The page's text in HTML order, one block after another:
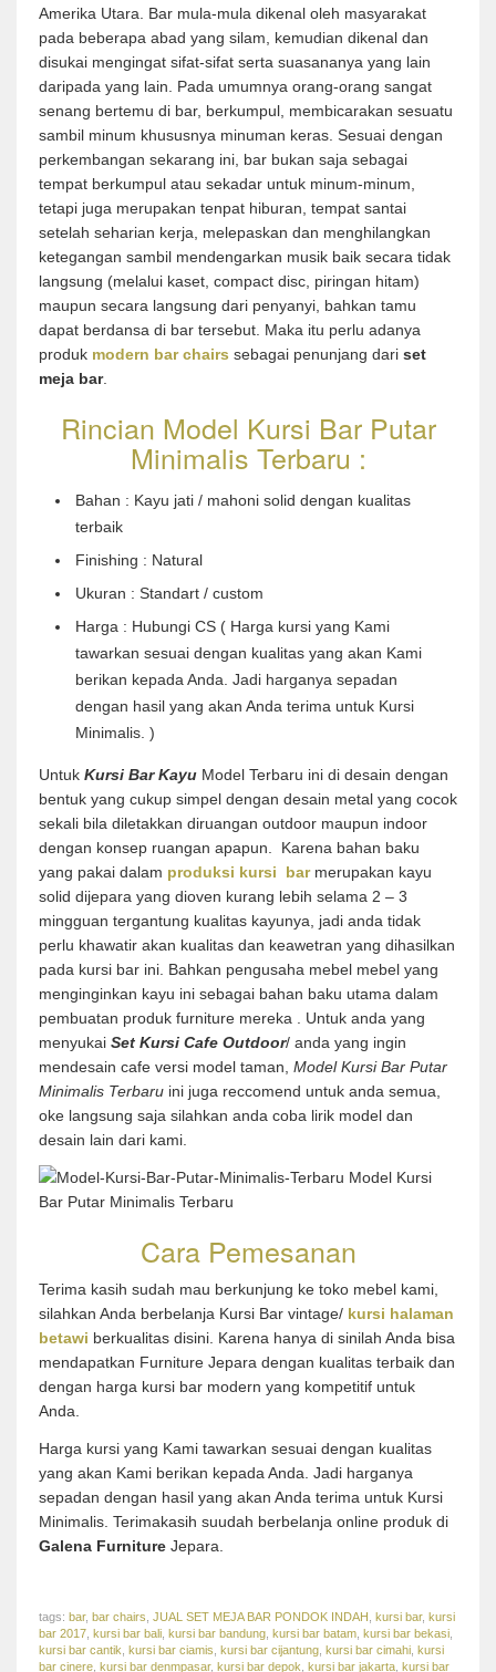
Amerika Utara. Bar mula-mula dikenal oleh masyarakat
pada beberapa abad yang silam, kemudian dikenal dan
disukai mengingat sifat-sifat serta suasananya yang lain
daripada yang lain. Pada umumnya orang-orang sangat
senang bertemu di bar, berkumpul, membicarakan sesuatu
sambil minum khususnya minuman keras. Sesuai dengan
perkembangan sekarang ini, bar bukan saja sebagai
tempat berkumpul atau sekadar untuk minum-minum,
tetapi juga merupakan tenpat hiburan, tempat santai
setelah seharian kerja, melepaskan dan menghilangkan
ketegangan sambil mendengarkan musik baik secara tidak
langsung (melalui kaset, compact disc, piringan hitam)
maupun secara langsung dari penyanyi, bahkan tamu
dapat berdansa di bar tersebut. Maka itu perlu adanya
produk modern bar chairs sebagai penunjang dari set
meja bar.
Rincian Model Kursi Bar Putar
Minimalis Terbaru :
Bahan : Kayu jati / mahoni solid dengan kualitas
terbaik
Finishing : Natural
Ukuran : Standart / custom
Harga : Hubungi CS ( Harga kursi yang Kami
tawarkan sesuai dengan kualitas yang akan Kami
berikan kepada Anda. Jadi harganya sepadan
dengan hasil yang akan Anda terima untuk Kursi
Minimalis. )
Untuk Kursi Bar Kayu Model Terbaru ini di desain dengan
bentuk yang cukup simpel dengan desain metal yang cocok
sekali bila diletakkan diruangan outdoor maupun indoor
dengan konsep ruangan apapun. Karena bahan baku
yang pakai dalam produksi kursi barmerupakan kayu
solid dijepara yang dioven kurang lebih selama 2 – 3
mingguan tergantung kualitas kayunya, jadi anda tidak
perlu khawatir akan kualitas dan keawetran yang dihasilkan
pada kursi bar ini. Bahkan pengusaha mebel mebel yang
menginginkan kayu ini sebagai bahan baku utama dalam
pembuatan produk furniture mereka . Untuk anda yang
menyukai Set Kursi Cafe Outdoor/ anda yang ingin
mendesain cafe versi model taman, Model Kursi Bar Putar
Minimalis Terbaru ini juga reccomend untuk anda semua,
oke langsung saja silahkan anda coba lirik model dan
desain lain dari kami.
Cara Pemesanan
Terima kasih sudah mau berkunjung ke toko mebel kami,
silahkan Anda berbelanja Kursi Bar vintage/ kursi halaman
betawi berkualitas disini. Karena hanya di sinilah Anda bisa
mendapatkan Furniture Jepara dengan kualitas terbaik dan
dengan harga kursi bar modern yang kompetitif untuk
Anda.
Harga kursi yang Kami tawarkan sesuai dengan kualitas
yang akan Kami berikan kepada Anda. Jadi harganya
sepadan dengan hasil yang akan Anda terima untuk Kursi
Minimalis. Terimakasih suudah berbelanja online produk di
Galena Furniture Jepara.
tags: bar, bar chairs JUAL SET MEJA BAR PONDOK INDAH kursi bar, kursi
bar 2017 kursi bar bali kursi bar bandung kursi bar batam kursi bar bekasi
kursi bar cantik
kursi bar ciamis kursi bar cijantung kursi bar cimahi kursi
bar cinere kursi bar denmpasar, kursi bar depok kursi bar jakarta kursi bar